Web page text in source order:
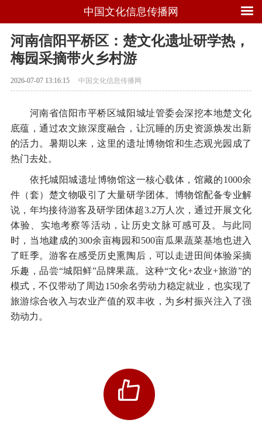
中国文化信息传播网
河南信阳平桥区：楚文化遗址研学热，
梅园采摘带火乡村游
2026-07-07 13:16:15 中国文化信息传播网
河南省信阳市平桥区城阳城址管委会深挖本地楚文化
底蕴，通过农文旅深度融合，让沉睡的历史资源焕发出新
的活力。暑期以来，这里的遗址博物馆和生态观光园成了
热门去处。
依托城阳城遗址博物馆这一核心载体，馆藏的1000余
件（套）楚文物吸引了大量研学团体。博物馆配备专业解
说，年均接待游客及研学团体超3.2万人次，通过开展文化
体验、实地考察等活动，让历史文脉可感可及。与此同
时，当地建成的300余亩梅园和500亩瓜果蔬菜基地也进入
了旺季。游客在感受历史熏陶后，可以走进田间体验采摘
乐趣，品尝“城阳鲜”品牌果蔬。这种“文化+农业+旅游”的
模式，不仅带动了周边150余名劳动力稳定就业，也实现了
旅游综合收入与农业产值的双丰收，为乡村振兴注入了强
劲动力。